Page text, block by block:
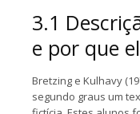
3.1
e por que
Bretzing e Kulhavy
segundo graus um